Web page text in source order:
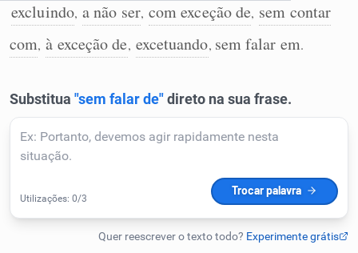
Resumir Texto
Detector de IA
Humanizador de IA
excluindo, a não ser, com exceção de, sem contar
com, à exceção de, excetuando, sem falar em.